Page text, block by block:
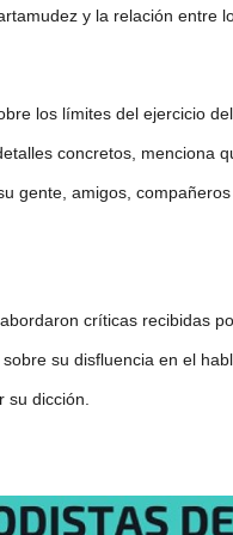
y la relación entre
los límites del ejercicio
concretos, menciona
gente, amigos, compañeros
críticas recibidas
su disfluencia en el
dicción.